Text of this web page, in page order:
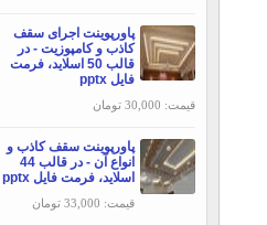
پاورپوینت اجرای سقف
کاذب و کامپوزیت - در
قالب 50 اسلاید، فرمت
فایل pptx
قیمت: 30,000 تومان
پاورپوینت سقف کاذب و
انواع آن - در قالب 44
اسلاید، فرمت فایل pptx
قیمت: 33,000 تومان